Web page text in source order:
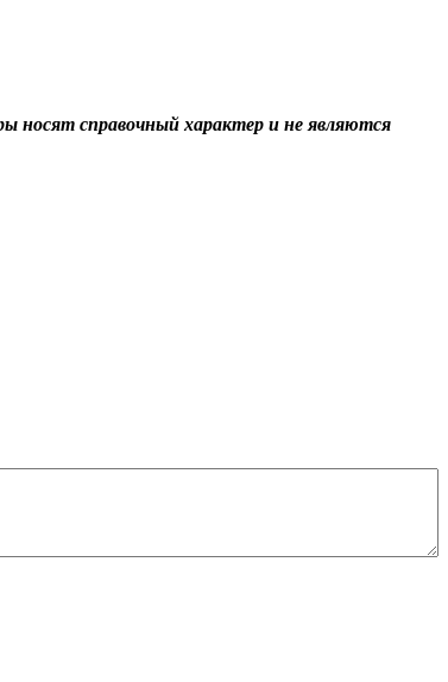
носят справочный характер и не являются